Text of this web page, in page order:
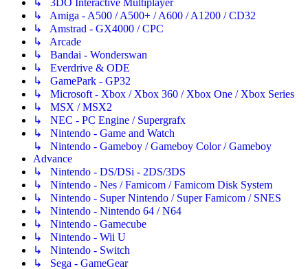
↳ 3DO Interactive Multiplayer
↳ Amiga - A500 / A500+ / A600 / A1200 / CD32
↳ Amstrad - GX4000 / CPC
↳ Arcade
↳ Bandai - Wonderswan
↳ Everdrive & ODE
↳ GamePark - GP32
↳ Microsoft - Xbox / Xbox 360 / Xbox One / Xbox Series
↳ MSX / MSX2
↳ NEC - PC Engine / Supergrafx
↳ Nintendo - Game and Watch
↳ Nintendo - Gameboy / Gameboy Color / Gameboy
Advance
↳ Nintendo - DS/DSi - 2DS/3DS
↳ Nintendo - Nes / Famicom / Famicom Disk System
↳ Nintendo - Super Nintendo / Super Famicom / SNES
↳ Nintendo - Nintendo 64 / N64
↳ Nintendo - Gamecube
↳ Nintendo - Wii U
↳ Nintendo - Switch
↳ Sega - GameGear